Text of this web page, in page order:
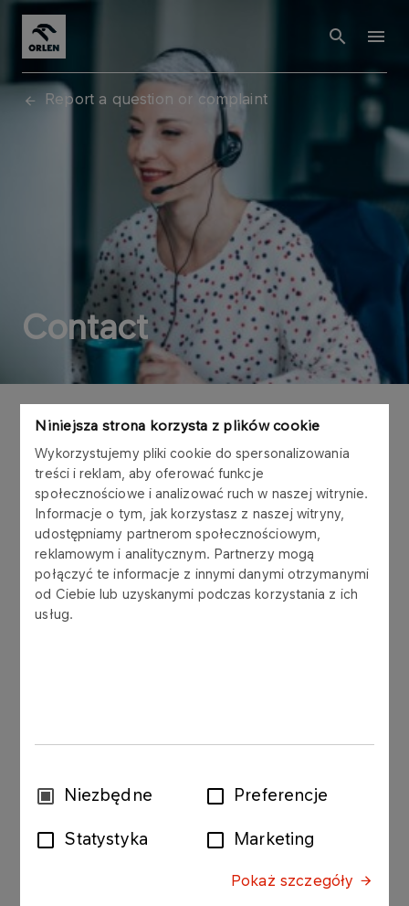
Niniejsza strona korzysta z plików cookie
Wykorzystujemy pliki cookie do spersonalizowania
treści i reklam, aby oferować funkcje
społecznościowe i analizować ruch w naszej witrynie.
Informacje o tym, jak korzystasz z naszej witryny,
udostępniamy partnerom społecznościowym,
reklamowym i analitycznym. Partnerzy mogą
połączyć te informacje z innymi danymi otrzymanymi
od Ciebie lub uzyskanymi podczas korzystania z ich
usług.
WybórNiezbędne Preferencje
Statystyka Marketing
Pokaż szczegóły
Report a question or complaint
Contact
REPORT A QUESTION OR COMPLAINT
Headquarters
For landline phones
For landline phones